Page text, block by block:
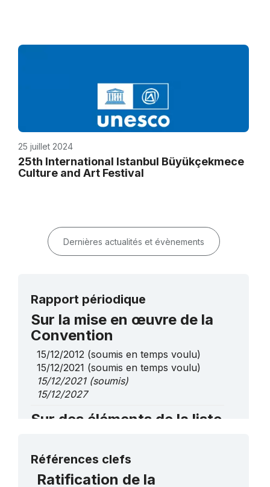
25 juillet 2024
25th International Istanbul Büyükçekmece
Culture and Art Festival
Dernières actualités et évènements
Rapport périodique
Sur la mise en œuvre de la
Convention
15/12/2012 (soumis en temps voulu)
15/12/2021 (soumis en temps voulu)
15/12/2021(soumis)
15/12/2027
Sur des éléments de la liste
Les connaissances, méthodes et
pratiques traditionnelles associées à la
culture de l’olive
Références clefs
Ratification de la